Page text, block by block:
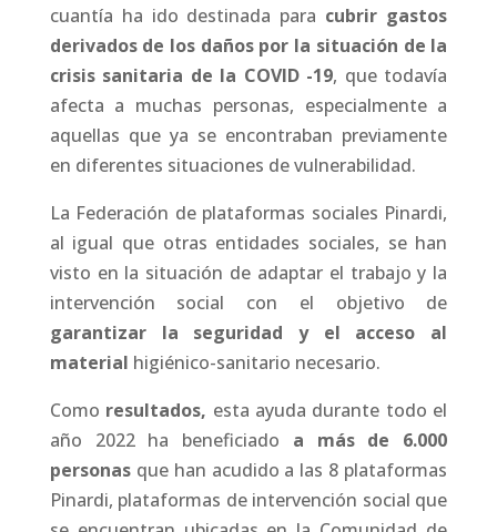
cuantía ha ido destinada para cubrir gastos
derivados de los daños por la situación de la
crisis sanitaria de la COVID -19, que todavía
afecta a muchas personas, especialmente a
aquellas que ya se encontraban previamente
en diferentes situaciones de vulnerabilidad.
La Federación de plataformas sociales Pinardi,
al igual que otras entidades sociales, se han
visto en la situación de adaptar el trabajo y la
intervención social con el objetivo de
garantizar la seguridad y el acceso al
material higiénico-sanitario necesario.
Como resultados, esta ayuda durante todo el
año 2022 ha beneficiado a más de 6.000
personasque han acudido a las 8 plataformas
Pinardi, plataformas de intervención social que